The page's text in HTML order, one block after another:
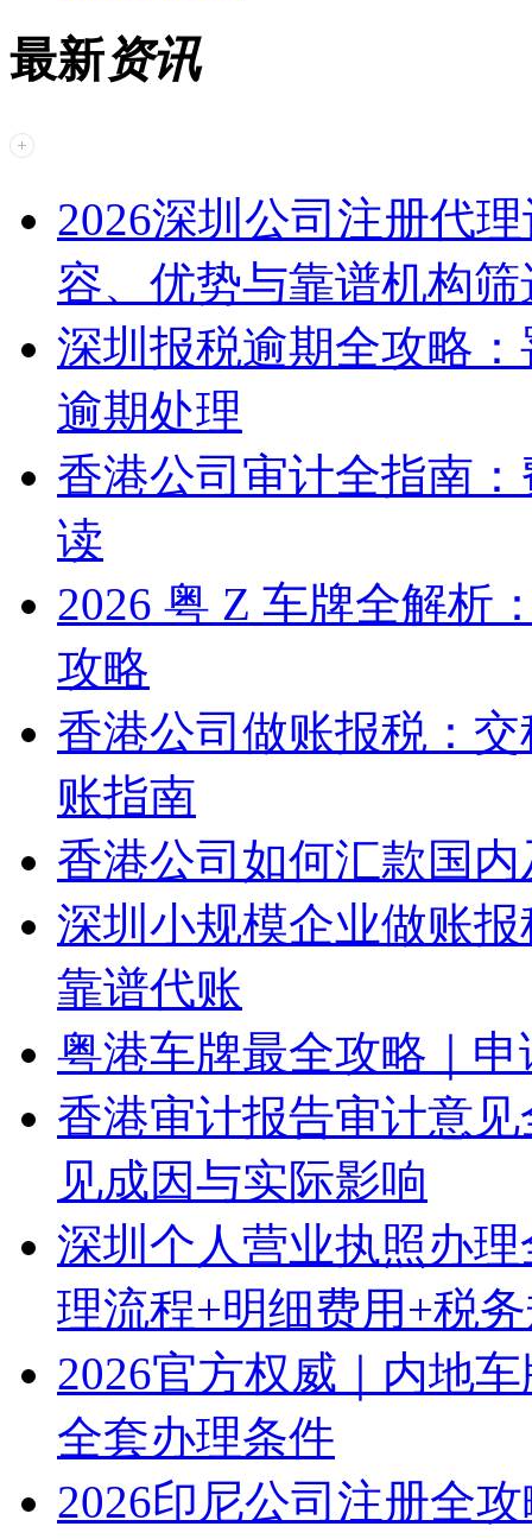
最新资讯
2026深圳公司注册代
容、优势与靠谱机构筛
深圳报税逾期全攻略
逾期处理
香港公司审计全指南
读
2026 粤 Z 车牌全解析
攻略
香港公司做账报税：
账指南
香港公司如何汇款国
深圳小规模企业做账
靠谱代账
粤港车牌最全攻略｜
香港审计报告审计意
见成因与实际影响
深圳个人营业执照办
理流程+明细费用+税
2026官方权威｜内地
全套办理条件
2026印尼公司注册全